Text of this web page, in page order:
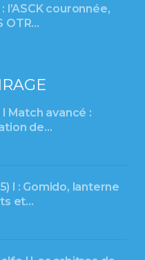
l’ASCK couronnée,
OTR…
l Match avancé :
de…
l : Gomido, lanterne
et…